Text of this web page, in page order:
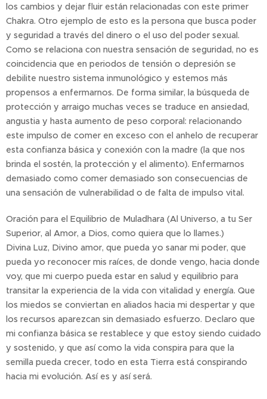
los cambios y dejar fluir están relacionadas con este primer
Chakra. Otro ejemplo de esto es la persona que busca poder
y seguridad a través del dinero o el uso del poder sexual.
Como se relaciona con nuestra sensación de seguridad, no es
coincidencia que en periodos de tensión o depresión se
debilite nuestro sistema inmunológico y estemos más
propensos a enfermarnos. De forma similar, la búsqueda de
protección y arraigo muchas veces se traduce en ansiedad,
angustia y hasta aumento de peso corporal: relacionando
este impulso de comer en exceso con el anhelo de recuperar
esta confianza básica y conexión con la madre (la que nos
brinda el sostén, la protección y el alimento). Enfermarnos
demasiado como comer demasiado son consecuencias de
una sensación de vulnerabilidad o de falta de impulso vital.
Oración para el Equilibrio de Muladhara (Al Universo, a tu Ser
Superior, al Amor, a Dios, como quiera que lo llames.)
Divina Luz, Divino amor, que pueda yo sanar mi poder, que
pueda yo reconocer mis raíces, de donde vengo, hacia donde
voy, que mi cuerpo pueda estar en salud y equilibrio para
transitar la experiencia de la vida con vitalidad y energía. Que
los miedos se conviertan en aliados hacia mi despertar y que
los recursos aparezcan sin demasiado esfuerzo. Declaro que
mi confianza básica se restablece y que estoy siendo cuidado
y sostenido, y que así como la vida conspira para que la
semilla pueda crecer, todo en esta Tierra está conspirando
hacia mi evolución. Así es y así será.